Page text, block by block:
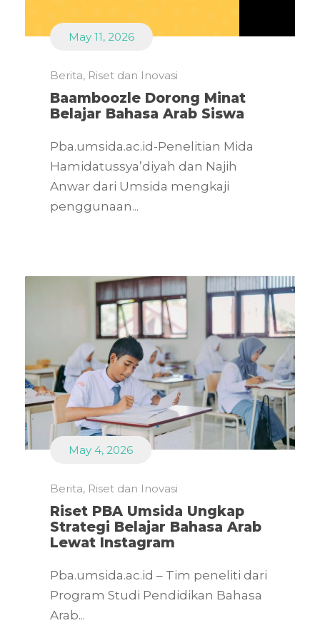
May 11, 2026
Berita, Riset dan Inovasi
Baamboozle Dorong Minat
Belajar Bahasa Arab Siswa
Pba.umsida.ac.id-Penelitian Mida
Hamidatussya’diyah dan Najih
Anwar dari Umsida mengkaji
penggunaan...
May 4, 2026
Berita, Riset dan Inovasi
Riset PBA Umsida Ungkap
Strategi Belajar Bahasa Arab
Lewat Instagram
Pba.umsida.ac.id – Tim peneliti dari
Program Studi Pendidikan Bahasa
Arab...